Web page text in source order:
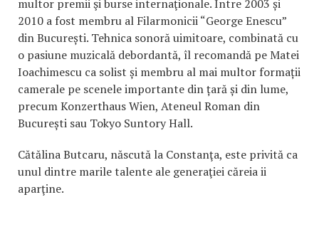
multor premii şi burse internaţionale. Între 2003 și
2010 a fost membru al Filarmonicii “George Enescu”
din București. Tehnica sonoră uimitoare, combinată cu
o pasiune muzicală debordantă, îl recomandă pe Matei
Ioachimescu ca solist și membru al mai multor formații
camerale pe scenele importante din țară și din lume,
precum Konzerthaus Wien, Ateneul Roman din
București sau Tokyo Suntory Hall.
Cătălina Butcaru, născută la Constanţa, este privită ca
unul dintre marile talente ale generaţiei căreia ii
aparţine.